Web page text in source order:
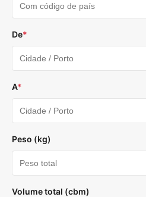
De*
A*
Peso (kg)
Volume total (cbm)